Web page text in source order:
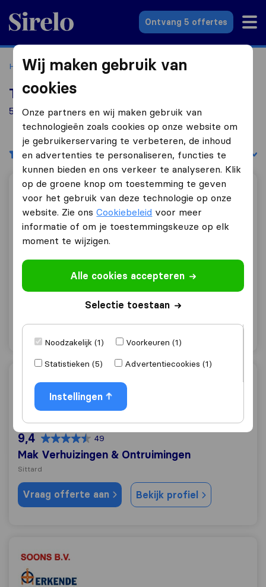
Sirelo.nl
Ontvang 5 offertes
Home Verhuisbedrijven Verhuisbedrijven Einighausen
Top 10 verhuisbedrijven in Einighausen
5 verhuisbedrijven gevonden in Einighausen
Filters Sorteer op:
Cargo Care
10,0 46
Cargo Care
Vraag offerte aan Bekijk profiel
Mak Verhuizingen & Ontruimingen
9,4 49
Mak Verhuizingen & Ontruimingen
Sittard
Vraag offerte aan Bekijk profiel
Soons Verhuizingen
Wij maken gebruik van
cookies
Onze partners en wij maken gebruik van
technologieën zoals cookies op onze website om
je gebruikerservaring te verbeteren, de inhoud
en advertenties te personaliseren, functies te
kunnen bieden en ons verkeer te analyseren. Klik
op de groene knop om toestemming te geven
voor het gebruik van deze technologie op onze
website. Zie onsCookiebeleid voor meer
informatie of om je toestemmingskeuze op elk
moment te wijzigen.
Alle cookies accepteren
Selectie toestaan
Noodzakelijk (1)
Voorkeuren (1)
Statistieken (5)
Advertentiecookies (1)
Instellingen